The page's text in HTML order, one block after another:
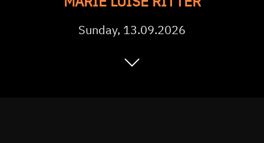
Sunday, 13.09.2026